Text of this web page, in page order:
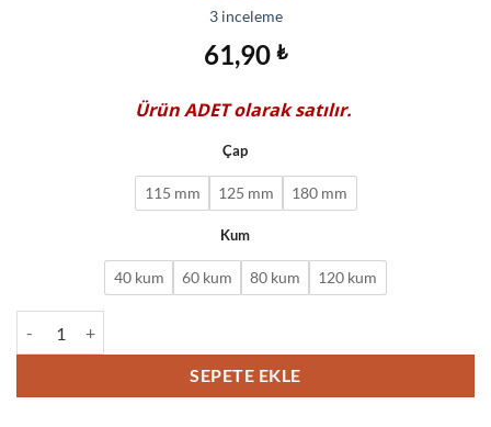
müşteri
puanına
dayanarak
5 üzerinden
3inceleme
61,90 ₺
ÜrünADETolarak satılır.
Çap
115 mm 125 mm 180 mm
Kum
40 kum 60 kum 80 kum 120 kum
SEPETE EKLE